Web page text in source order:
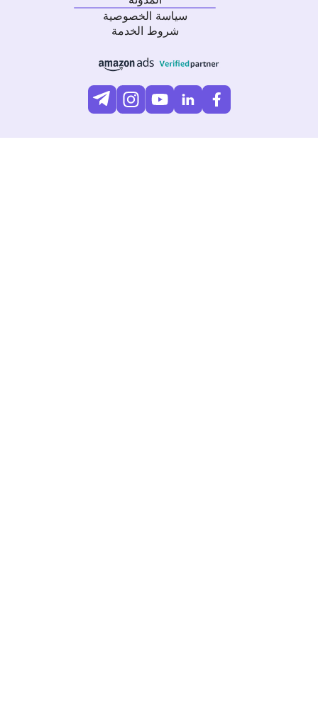
سياسة الخصوصية
شروط الخدمة